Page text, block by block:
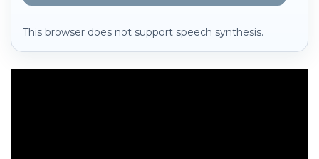
This browser does not support speech synthesis.